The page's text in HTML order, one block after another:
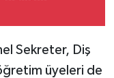
Sekreter, Diş
üyeleri de